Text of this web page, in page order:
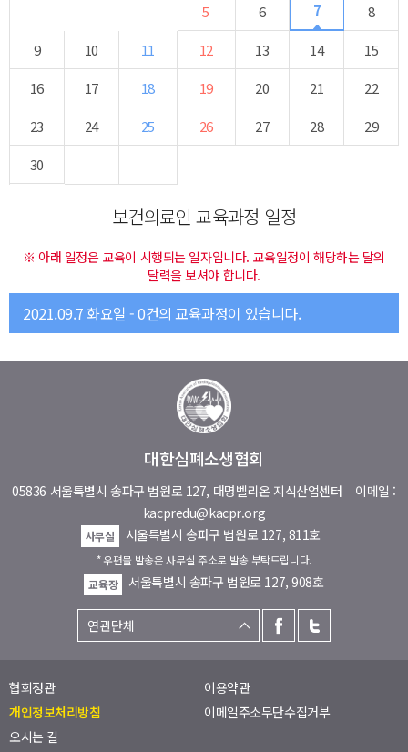
5
6 7
8
9
10 11 12 13 14
15
16
17 18 19 20 21
22
23
24 25 26 27 28
29
30
보건의료인 교육과정 일정
※ 아래 일정은 교육이 시행되는 일자입니다. 교육일정이 해당하는 달의
달력을 보셔야 합니다.
2021.09.7 화요일 - 0건의 교육과정이 있습니다.
대한심폐소생협회
05836 서울특별시 송파구 법원로 127, 대명벨리온 지식산업센터 이메일 :
kacpredu@kacpr.org
사무실 서울특별시 송파구 법원로 127, 811호
* 우편물 발송은 사무실 주소로 발송 부탁드립니다.
교육장
서울특별시 송파구 법원로 127, 908호
협회정관
이용약관
개인정보처리방침
이메일주소무단수집거부
오시는 길